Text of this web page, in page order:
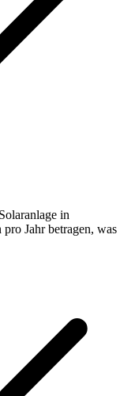
in
Jahr betragen, was